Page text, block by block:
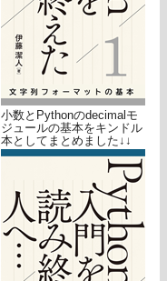
小数とPythonのdecimalモ
ジュールの基本をキンドル
本としてまとめました↓↓